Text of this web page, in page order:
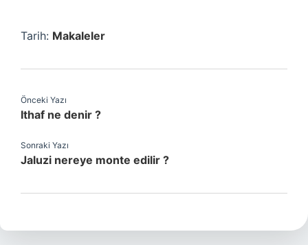
Tarih: Makaleler
Önceki Yazı
Ithaf ne denir ?
Sonraki Yazı
Jaluzi nereye monte edilir ?